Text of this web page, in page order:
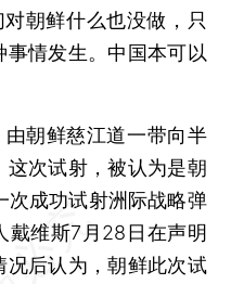
朝鲜什么也没做，只
情发生。中国本可以
朝鲜慈江道一带向半
次试射，被认为是朝
次成功试射洲际战略弹
戴维斯7月28日在声明
后认为，朝鲜此次试